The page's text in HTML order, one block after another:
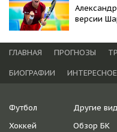
версии
ГЛАВНАЯ ПРОГНОЗЫ
БИОГРАФИИ
Футбол
Хоккей
Другие
Обзор БК